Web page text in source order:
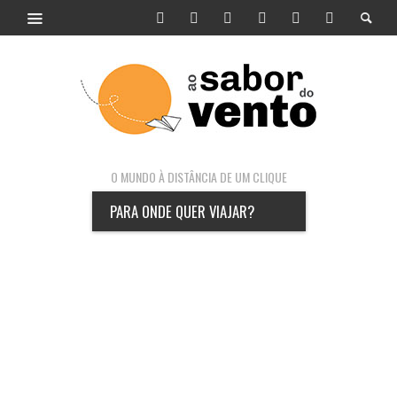
O MUNDO À DISTÂNCIA DE UM CLIQUE
PARA ONDE QUER VIAJAR?